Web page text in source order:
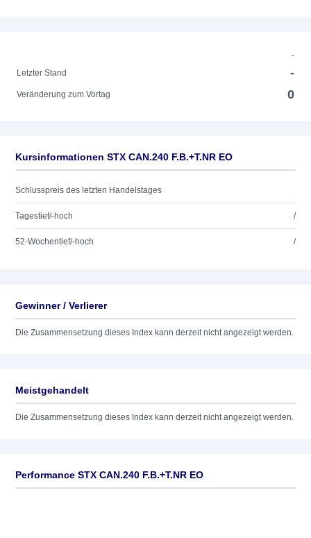
-
Letzter Stand
-
Veränderung zum Vortag 0
Kursinformationen STX CAN.240 F.B.+T.NR EO
Schlusspreis des letzten Handelstages
Tagestief/-hoch /
52-Wochentief/-hoch /
Gewinner / Verlierer
Die Zusammensetzung dieses Index kann derzeit nicht angezeigt werden.
Meistgehandelt
Die Zusammensetzung dieses Index kann derzeit nicht angezeigt werden.
Performance STX CAN.240 F.B.+T.NR EO